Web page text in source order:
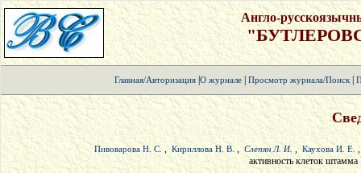
Англо-
Главная/Авторизация| О журнале| Просмотр журнала/Поиск|
Пивоварова Н. С. ,Кириллова Н. В. , Слепян Л. И. , Каухова И. Е.
активность клеток